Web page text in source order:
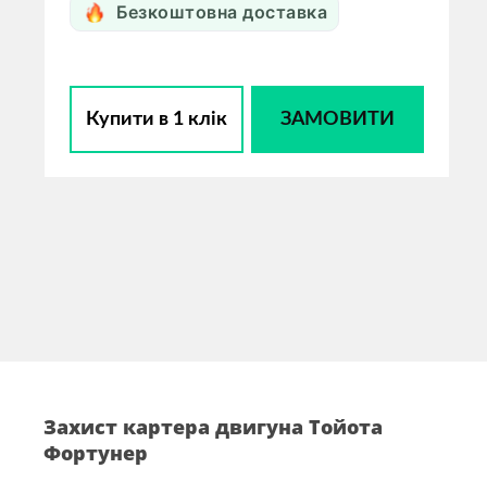
Безкоштовна доставка
Купити в 1 клік ЗАМОВИТИ
Захист картера двигуна Тойота
Фортунер